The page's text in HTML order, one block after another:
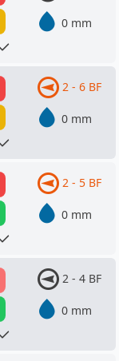
0 mm
2 - 6 BF
0 mm
2 - 5 BF
0 mm
2 - 4 BF
0 mm